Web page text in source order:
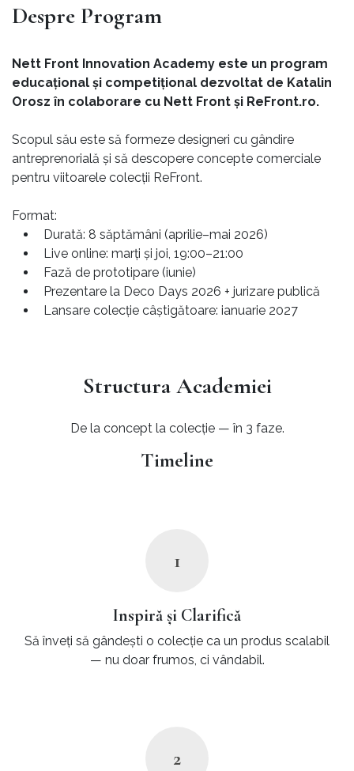
Despre Program
Nett Front Innovation Academy este un program
educațional și competițional dezvoltat de Katalin
Orosz în colaborare cu Nett Front și ReFront.ro.
Scopul său este să formeze designeri cu gândire
antreprenorială și să descopere concepte comerciale
pentru viitoarele colecții ReFront.
Format:
Durată: 8 săptămâni (aprilie–mai 2026)
Live online: marți și joi, 19:00–21:00
Fază de prototipare (iunie)
Prezentare la Deco Days 2026 + jurizare publică
Lansare colecție câștigătoare: ianuarie 2027
Structura Academiei
De la concept la colecție — în 3 faze.
Timeline
1
Inspiră și Clarifică
Să înveți să gândești o colecție ca un produs scalabil
— nu doar frumos, ci vândabil.
2